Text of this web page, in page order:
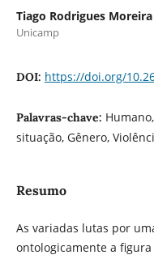
Tiago Rodrigues Moreira
Unicamp
DOI: https://doi.org/
Palavras-chave:
situação, Gênero,
Resumo
As variadas lutas por
ontologicamente a